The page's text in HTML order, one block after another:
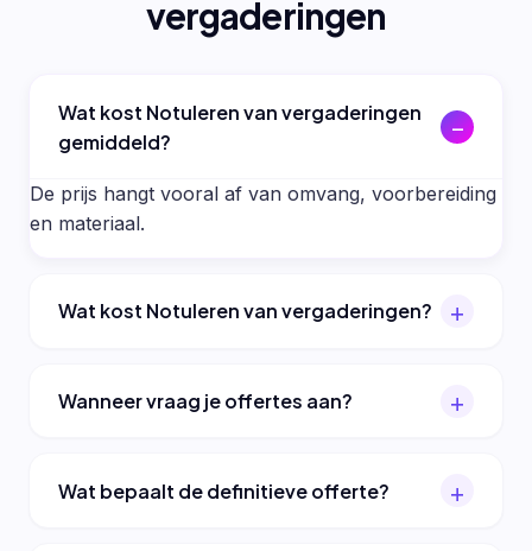
vergaderingen
Wat kost Notuleren van vergaderingen
gemiddeld?
De prijs hangt vooral af van omvang, voorbereiding
en materiaal.
Wat kost Notuleren van vergaderingen?
Wanneer vraag je offertes aan?
Wat bepaalt de definitieve offerte?